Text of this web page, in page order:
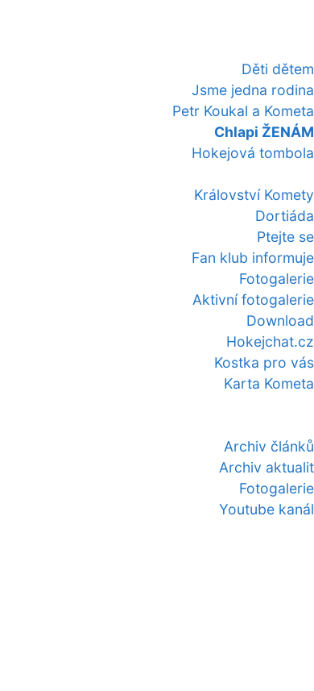
Děti dětem
Jsme jedna rodina
Petr Koukal a Kometa
Chlapi ŽENÁM
Hokejová tombola
Království Komety
Dortiáda
Ptejte se
Fan klub informuje
Fotogalerie
Aktivní fotogalerie
Download
Hokejchat.cz
Kostka pro vás
Karta Kometa
Archiv článků
Archiv aktualit
Fotogalerie
Youtube kanál